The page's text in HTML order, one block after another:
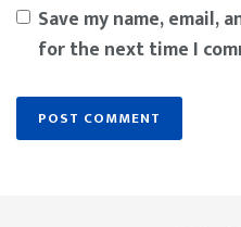
Save my name, email,
for the next time I